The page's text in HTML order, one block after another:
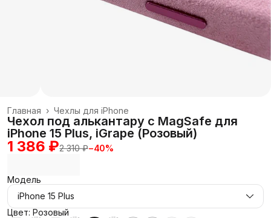
Чехлы для iPhone
Главная ›
Чехол под алькантару с MagSafe для
iPhone 15 Plus, iGrape (Розовый)
1 386 ₽2 310 ₽−40%
Модель
iPhone 15 Plus
Цвет: Розовый